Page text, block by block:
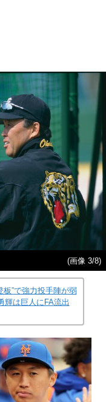
(画像 3/8)
板”で強力投手陣が弱
は巨人にFA流出